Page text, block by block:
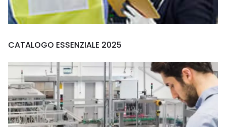
CATALOGO ESSENZIALE 2025